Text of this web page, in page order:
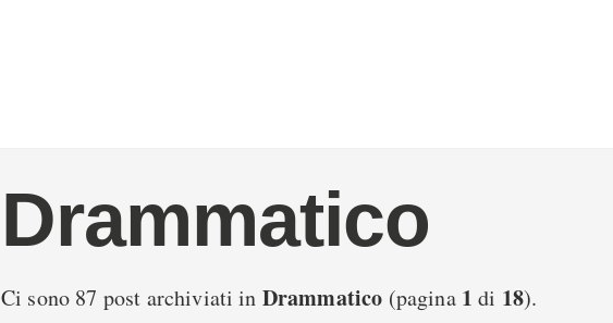
Drammatico
Ci sono 87 post archiviati in Drammatico (pagina 1 di 18).